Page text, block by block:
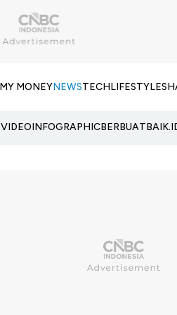
MY MONEYNEWSTECHLIFESTYLE
VIDEOINFOGRAPHIC